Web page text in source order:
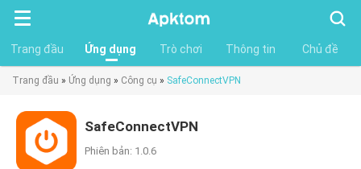
Tìm
kiếm
Trang đầu
Ứng dụng Trò chơi Thông tin Chủ đề
Trang đầu » Ứng dụng » Công cụ » SafeConnectVPN
SafeConnectVPN
Phiên bản: 1.0.6